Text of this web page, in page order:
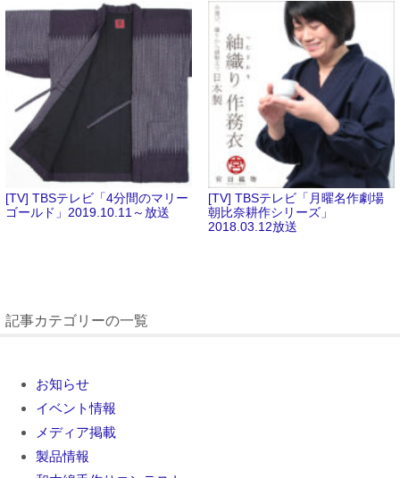
[TV] TBSテレビ「4分間のマリー
ゴールド」2019.10.11～放送
[TV] TBSテレビ「月曜名作劇場
朝比奈耕作シリーズ」
2018.03.12放送
記事カテゴリーの一覧
お知らせ
イベント情報
メディア掲載
製品情報